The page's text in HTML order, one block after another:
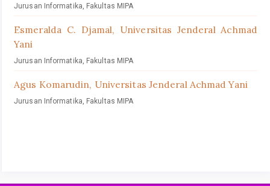
Jurusan Informatika, Fakultas MIPA
Esmeralda C. Djamal, Universitas Jenderal Achmad
Yani
Jurusan Informatika, Fakultas MIPA
Agus Komarudin, Universitas Jenderal Achmad Yani
Jurusan Informatika, Fakultas MIPA